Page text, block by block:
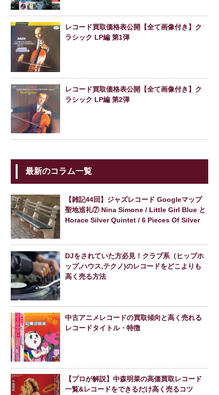
レコード買取価格表公開【全て画像付き】ク
ラシック LP編 第1弾
レコード買取価格表公開【全て画像付き】ク
ラシック LP編 第2弾
最新のコラム一覧
【雑記44回】ジャズレコード Googleマップ
聖地巡礼⑦ Nina Simone / Little Girl Blue と
Horace Silver Quintet / 6 Pieces Of Silver
DJをされていた方必見！クラブ系（ヒップホ
ップ,ハウス,テクノ)のレコードをどこよりも
高く売る方法
中古アニメレコードの買取傾向と高く売れる
レコードタイトル・特徴
【プロが解説】中森明菜の高価買取レコード
一覧&レコードをできるだけ高く売るコツ